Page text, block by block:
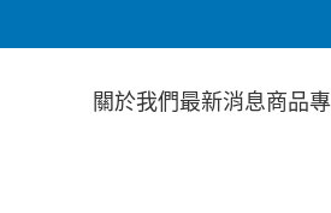
關於我們最新消息商品